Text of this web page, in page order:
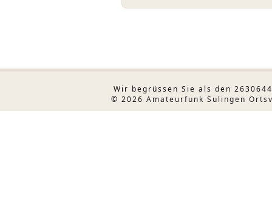
Wir begrüssen Sie als den
© 2026 Amateurfunk Sulingen